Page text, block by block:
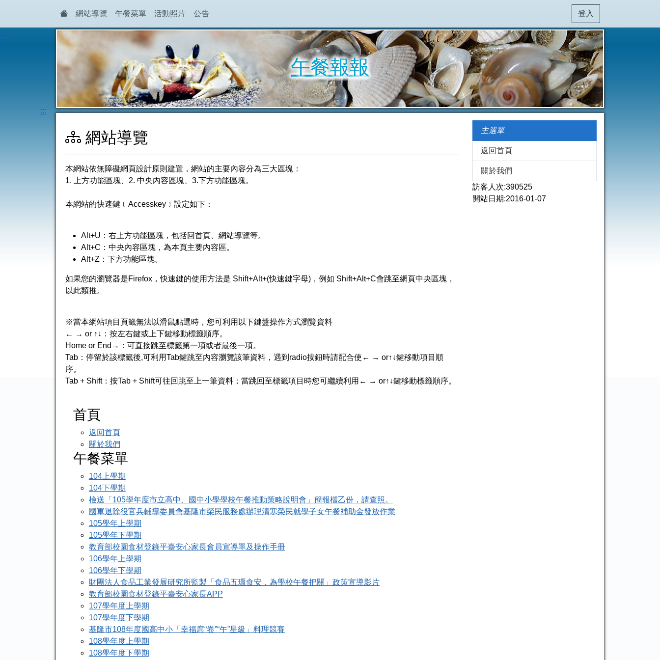
網站導覽 午餐菜單 活動照片 公告 登入
午餐報報
:::
網站導覽
本網站依無障礙網頁設計原則建置，網站的主要內容分為三大區塊：
1. 上方功能區塊、2. 中央內容區塊、3.下方功能區塊。
本網站的快速鍵﹝Accesskey﹞設定如下：
Alt+U：右上方功能區塊，包括回首頁、網站導覽等。
Alt+C：中央內容區塊，為本頁主要內容區。
Alt+Z：下方功能區塊。
如果您的瀏覽器是Firefox，快速鍵的使用方法是 Shift+Alt+(快速鍵字母)，例如 Shift+Alt+C會跳至網頁中央區塊，
以此類推。
※當本網站項目頁籤無法以滑鼠點選時，您可利用以下鍵盤操作方式瀏覽資料
← → or ↑↓：按左右鍵或上下鍵移動標籤順序。
Home or End→：可直接跳至標籤第一項或者最後一項。
Tab：停留於該標籤後,可利用Tab鍵跳至內容瀏覽該筆資料，遇到radio按鈕時請配合使← → or↑↓鍵移動項目順
序。
Tab + Shift：按Tab + Shift可往回跳至上一筆資料；當跳回至標籤項目時您可繼續利用← → or↑↓鍵移動標籤順序。
首頁
返回首頁
關於我們
午餐菜單
104上學期
104下學期
檢送「105學年度市立高中、國中小學學校午餐推動策略說明會」簡報檔乙份，請查照。
國軍退除役官兵輔導委員會基隆市榮民服務處辦理清寒榮民就學子女午餐補助金發放作業
105學年上學期
105學年下學期
教育部校園食材登錄平臺安心家長會員宣導單及操作手冊
106學年上學期
106學年下學期
財團法人食品工業發展研究所監製「食品五環食安，為學校午餐把關」政策宣導影片
教育部校園食材登錄平臺安心家長APP
107學年度上學期
107學年度下學期
基隆市108年度國高中小「幸福席“卷”“午”星級」料理競賽
108學年度上學期
108學年度下學期
主選單
返回首頁
關於我們
訪客人次:390525
開站日期:2016-01-07